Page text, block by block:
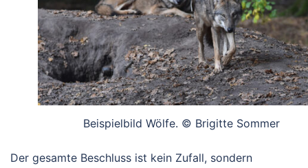
Beispielbild Wölfe. © Brigitte Sommer
Der gesamte Beschluss ist kein Zufall, sondern